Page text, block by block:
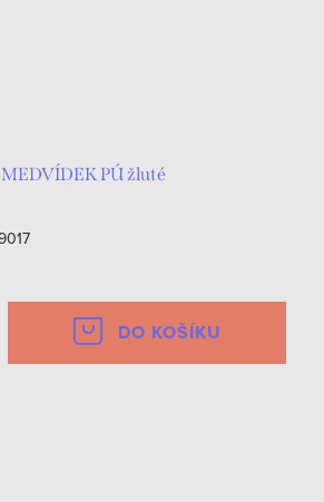
PÚ žluté
DO KOŠÍKU